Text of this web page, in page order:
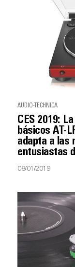
AUDIO-TECHNICA
CES 2019:
básicos AT-
adapta a las
entusiastas
08/01/2019